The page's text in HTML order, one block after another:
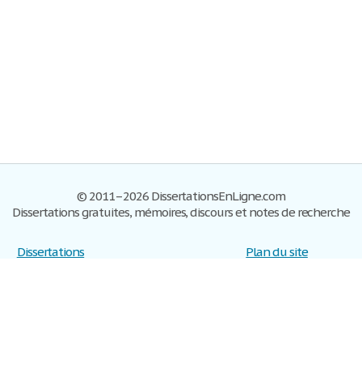
© 2011–2026 DissertationsEnLigne.com
Dissertations gratuites, mémoires, discours et notes de recherche
Dissertations
Plan du site